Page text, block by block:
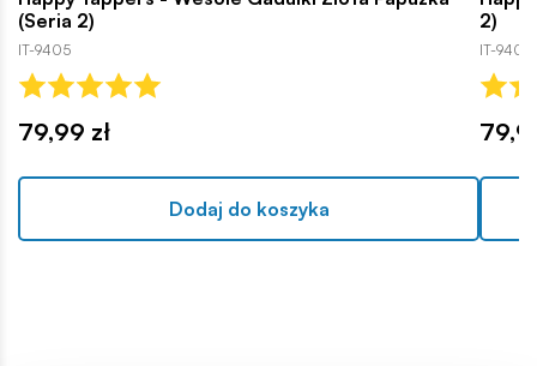
(Seria 2)
IT-9405
79,99 zł
Dodaj do koszyka
2)
IT-9403